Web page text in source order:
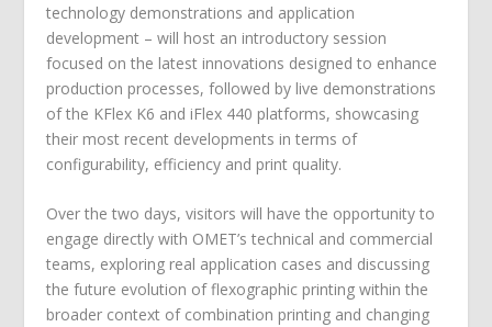
technology demonstrations and application
development – will host an introductory session
focused on the latest innovations designed to enhance
production processes, followed by live demonstrations
of the KFlex K6 and iFlex 440 platforms, showcasing
their most recent developments in terms of
configurability, efficiency and print quality.
Over the two days, visitors will have the opportunity to
engage directly with OMET’s technical and commercial
teams, exploring real application cases and discussing
the future evolution of flexographic printing within the
broader context of combination printing and changing